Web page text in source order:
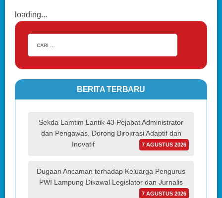
loading...
BERITA TERBARU
Sekda Lamtim Lantik 43 Pejabat Administrator
dan Pengawas, Dorong Birokrasi Adaptif dan
Inovatif
7 AGUSTUS 2026
Dugaan Ancaman terhadap Keluarga Pengurus
PWI Lampung Dikawal Legislator dan Jurnalis
7 AGUSTUS 2026